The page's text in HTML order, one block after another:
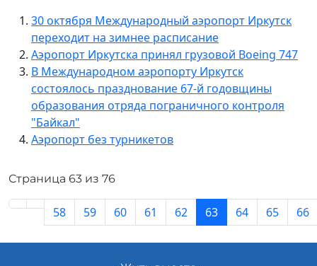
30 октября Международный аэропорт Иркутск
переходит на зимнее расписание
Аэропорт Иркутска принял грузовой Boeing 747
В Международном аэропорту Иркутск
состоялось празднование 67-й годовщины
образования отряда пограничного контроля
"Байкал"
Аэропорт без турникетов
Страница 63 из 76
58 59 60 61 62 63 64 65 66